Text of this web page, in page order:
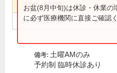
9:00～12:30 ● ● ●
14:30～17:30 ● ● ●
お盆(8月中旬)は休診・休業の
に必ず医療機関に直接ご確認
備考: 土曜AMのみ
予約制 臨時休診あり